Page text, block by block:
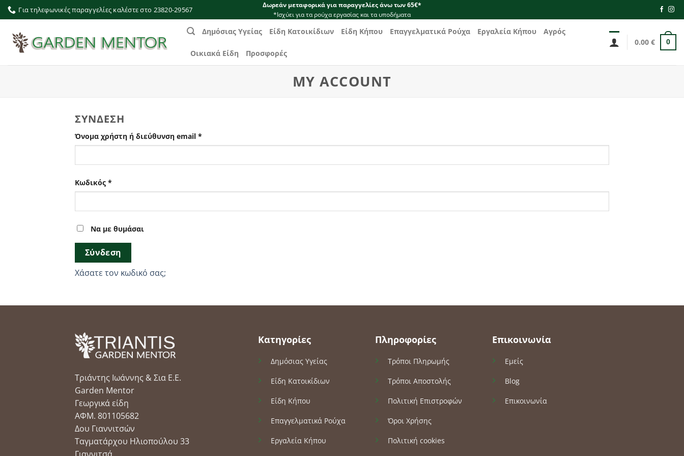
Μετάβαση
στο
περιεχόμενο
Για τηλεφωνικές παραγγελίες καλέστε στο 23820-29567
Δωρεάν μεταφορικά για παραγγελίες άνω των 65€*
*Ισχύει για τα ρούχα εργασίας και τα υποδήματα
Δημόσιας Υγείας Είδη Κατοικίδιων Είδη Κήπου Επαγγελματικά Ρούχα Εργαλεία Κήπου Αγρός
Οικιακά Είδη Προσφορές
0.00€ 0
MY ACCOUNT
ΣΎΝΔΕΣΗ
Όνομα χρήστη ή διεύθυνση email *Απαιτείται
Κωδικός *Απαιτείται
Να με θυμάσαι
Σύνδεση
Χάσατε τον κωδικό σας;
Τριάντης Ιωάννης & Σια Ε.Ε.
Garden Mentor
Γεωργικά είδη
ΑΦΜ. 801105682
Δου Γιαννιτσών
Ταγματάρχου Ηλιοπούλου 33
Κατηγορίες
Δημόσιας Υγείας
Είδη Κατοικίδιων
Είδη Κήπου
Επαγγελματικά Ρούχα
Εργαλεία Κήπου
Πληροφορίες
Τρόποι Πληρωμής
Τρόποι Αποστολής
Πολιτική Επιστροφών
Όροι Χρήσης
Πολιτική cookies
Επικοινωνία
Εμείς
Blog
Επικοινωνία